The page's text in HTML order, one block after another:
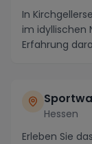
In
im idyllischen
Erfahrung
Hessen
Erleben Sie